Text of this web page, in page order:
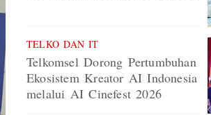
TELKO DAN IT
Telkomsel Dorong Pertumbuhan
Ekosistem Kreator AI Indonesia
melalui AI Cinefest 2026